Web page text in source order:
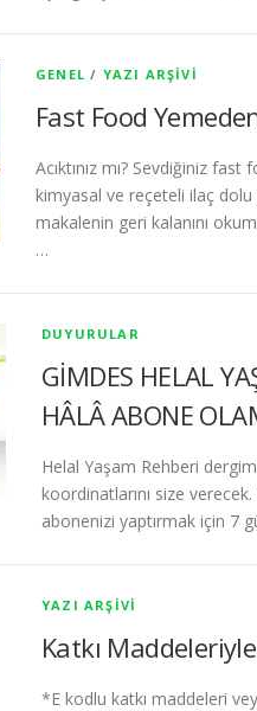
GENEL / YAZI ARŞIVI
Fast Food
Acıktınız mı? Sevdiğiniz
kimyasal ve reçeteli ilaç
makalenin geri kalanını
…
DUYURULAR
GİMDES HELAL
HÂLÂ ABONE
Helal Yaşam Rehberi
koordinatlarını size
abonenizi yaptırmak için 7
YAZI ARŞIVI
Katkı
*E kodlu katkı maddeleri